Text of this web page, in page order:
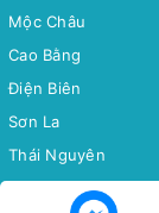
Mộc Châu
Cao Bằng
Điện Biên
Sơn La
Thái Nguyên